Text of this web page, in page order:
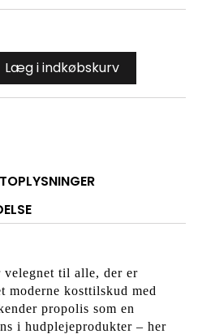
Læg i indkøbskurv
til alle, der er
moderne kosttilskud med
propolis som en
i hudplejeprodukter – her